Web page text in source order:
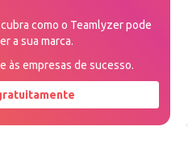
como o Teamlyzer pode
a sua marca.
às empresas de sucesso.